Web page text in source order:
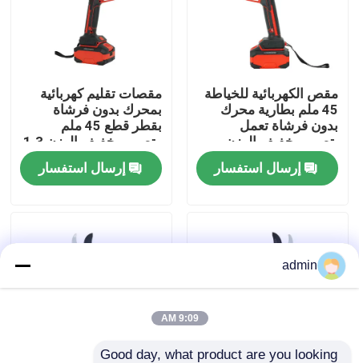
عرض المصنع
اتصل بنا
بالمنشار البنزين
منشار كهربائي
مقص الكهربائية للخياطة
45 ملم بطارية محرك
بدون فرشاة تعمل
بتصميم خفيف الوزن
إرسال استفسار
مقصات تقليم كهربائية
بمحرك بدون فرشاة
بقطر قطع 45 ملم
وتصميم خفيف الوزن 1.3
كجم
إرسال استفسار
admin
9:09 AM
Good day, what product are you looking